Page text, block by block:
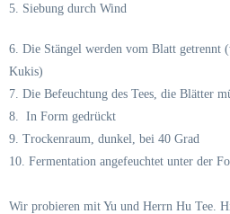
5. Siebung durch Wind
6. Die Stängel werden vom Blatt getrennt
Kukis)
7. Die Befeuchtung des Tees, die Blätter
8. In Form gedrückt
9. Trockenraum, dunkel, bei 40 Grad
10. Fermentation angefeuchtet unter der
Wir probieren mit Yu und Herrn Hu Tee.